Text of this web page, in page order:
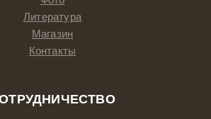
Литература
Магазин
Контакты